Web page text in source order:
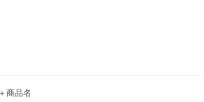
商品名